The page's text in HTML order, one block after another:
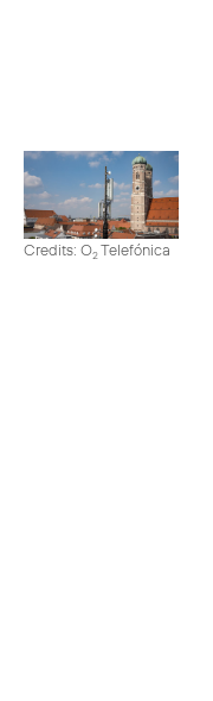
Credits: O2Telefónica